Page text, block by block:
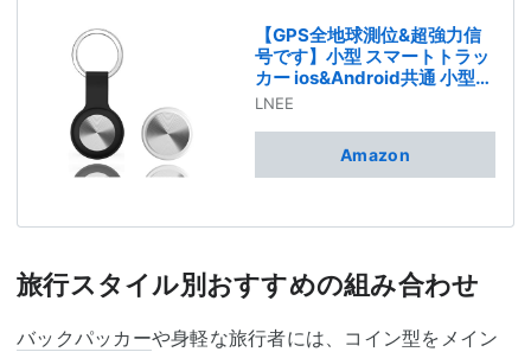
カバー バッテリー内蔵
【GPS全地球測位&超強力信
号です】小型 スマートトラッ
カー ios&Android共通 小型
GPS発信機 電池寿命約３年 電
い 年寄りに良い 鍵 紛失防止
アラームの置き忘れ キーホル
難燃性 薄い 耐衝撃 便利軽量
荷物/ペットの首輪に掛ける
LNEE
Amazon
旅行スタイル別おすすめの組み合わせ
バックパッカーや身軽な旅行者には、コイン型をメイン